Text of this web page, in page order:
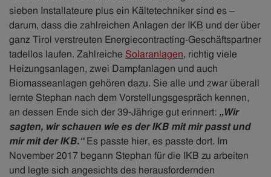
sieben Installateure plus ein Kältetechniker sind es –
darum, dass die zahlreichen Anlagen der IKB und der über
ganz Tirol verstreuten Energiecontracting-Geschäftspartner
tadellos laufen. Zahlreiche Solaranlagen, richtig viele
Heizungsanlagen, zwei Dampfanlagen und auch
Biomasseanlagen gehören dazu. Sie alle und zwar überall
lernte Stephan nach dem Vorstellungsgespräch kennen,
an dessen Ende sich der 39-Jährige gut erinnert: „Wir
sagten, wir schauen wie es der IKB mit mir passt und
mir mit der IKB.“Es passte hier, es passte dort. Im
November 2017 begann Stephan für die IKB zu arbeiten
und legte sich angesichts des herausfordernden